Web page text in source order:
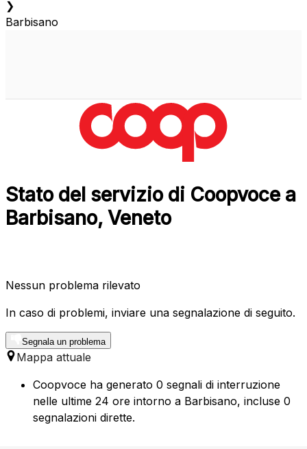
❯
Barbisano
Stato del servizio di Coopvoce a
Barbisano, Veneto
Nessun problema rilevato
In caso di problemi, inviare una segnalazione di seguito.
Segnala un problema
Mappa attuale
Coopvoce ha generato 0 segnali di interruzione
nelle ultime 24 ore intorno a Barbisano, incluse 0
segnalazioni dirette.